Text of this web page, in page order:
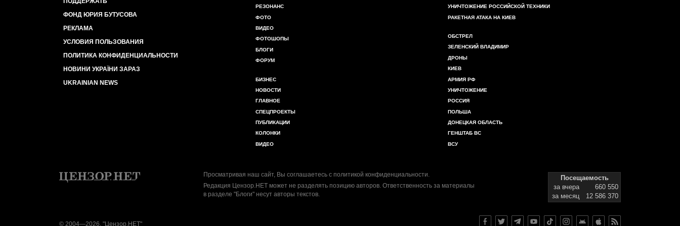
ФОНД ЮРИЯ БУТУСОВА
РЕКЛАМА
УСЛОВИЯ ПОЛЬЗОВАНИЯ
ПОЛИТИКА КОНФИДЕНЦИАЛЬНОСТИ
НОВИНИ УКРАЇНИ ЗАРАЗ
UKRAINIAN NEWS
РЕЗОНАНС
ФОТО
ВИДЕО
ФОТОШОПЫ
БЛОГИ
ФОРУМ
БИЗНЕС
НОВОСТИ
ГЛАВНОЕ
СПЕЦПРОЕКТЫ
ПУБЛИКАЦИИ
КОЛОНКИ
ВИДЕО
УНИЧТОЖЕНИЕ РОССИЙСКОЙ ТЕХНИКИ
РАКЕТНАЯ АТАКА НА КИЕВ
ОБСТРЕЛ
ЗЕЛЕНСКИЙ ВЛАДИМИР
ДРОНЫ
КИЕВ
АРМИЯ РФ
УНИЧТОЖЕНИЕ
РОССИЯ
ПОЛЬША
ДОНЕЦКАЯ ОБЛАСТЬ
ГЕНШТАБ ВС
ВСУ
Просматривая наш сайт, Вы соглашаетесь с политикой конфиденциальности.
Редакция Цензор.НЕТ может не разделять позицию авторов. Ответственность за материалы
в разделе "Блоги" несут авторы текстов.
Посещаемость
за вчера
660 550
за месяц
12 586 370
© 2004—2026, "Цензор.НЕТ"